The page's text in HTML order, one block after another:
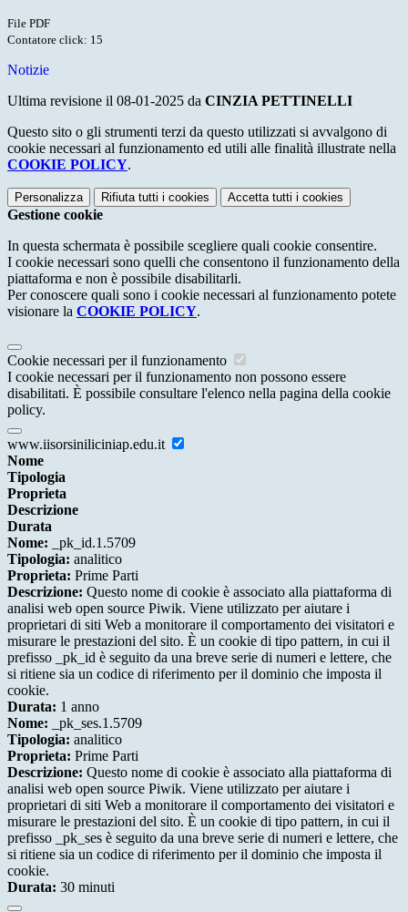
File PDF
Contatore click: 15
Notizie
Ultima revisione il 08-01-2025 da CINZIA PETTINELLI
Questo sito o gli strumenti terzi da questo utilizzati si avvalgono di
cookie necessari al funzionamento ed utili alle finalità illustrate nella
COOKIE POLICY.
Personalizza Rifiuta tutti i cookies Accetta tutti i cookies
Gestione cookie
In questa schermata è possibile scegliere quali cookie consentire.
I cookie necessari sono quelli che consentono il funzionamento della
piattaforma e non è possibile disabilitarli.
Per conoscere quali sono i cookie necessari al funzionamento potete
visionare la COOKIE POLICY.
Cookie necessari per il funzionamento
I cookie necessari per il funzionamento non possono essere
disabilitati. È possibile consultare l'elenco nella pagina della cookie
policy.
www.iisorsiniliciniap.edu.it
Nome
Tipologia
Proprieta
Descrizione
Durata
Nome: _pk_id.1.5709
Tipologia: analitico
Proprieta: Prime Parti
Descrizione: Questo nome di cookie è associato alla piattaforma di
analisi web open source Piwik. Viene utilizzato per aiutare i
proprietari di siti Web a monitorare il comportamento dei visitatori e
misurare le prestazioni del sito. È un cookie di tipo pattern, in cui il
prefisso _pk_id è seguito da una breve serie di numeri e lettere, che
si ritiene sia un codice di riferimento per il dominio che imposta il
cookie.
Durata: 1 anno
Nome: _pk_ses.1.5709
Tipologia: analitico
Proprieta: Prime Parti
Descrizione: Questo nome di cookie è associato alla piattaforma di
analisi web open source Piwik. Viene utilizzato per aiutare i
proprietari di siti Web a monitorare il comportamento dei visitatori e
misurare le prestazioni del sito. È un cookie di tipo pattern, in cui il
prefisso _pk_ses è seguito da una breve serie di numeri e lettere, che
si ritiene sia un codice di riferimento per il dominio che imposta il
cookie.
Durata: 30 minuti